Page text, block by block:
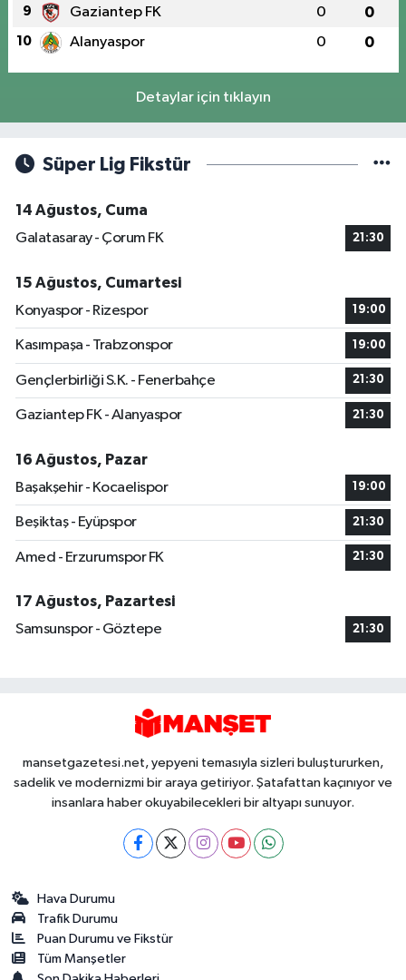
9 Gaziantep FK 0 0
10 Alanyaspor 0 0
Detaylar için tıklayın
Süper Lig Fikstür
14 Ağustos, Cuma
Galatasaray - Çorum FK
21:30
15 Ağustos, Cumartesi
Konyaspor - Rizespor
19:00
Kasımpaşa - Trabzonspor 19:00
Gençlerbirliği S.K. - Fenerbahçe 21:30
Gaziantep FK - Alanyaspor 21:30
16 Ağustos, Pazar
Başakşehir - Kocaelispor
19:00
Beşiktaş - Eyüpspor 21:30
Amed - Erzurumspor FK 21:30
17 Ağustos, Pazartesi
Samsunspor - Göztepe
21:30
mansetgazetesi.net, yepyeni temasıyla sizleri buluştururken,
sadelik ve modernizmi bir araya getiriyor. Şatafattan kaçınıyor ve
insanlara haber okuyabilecekleri bir altyapı sunuyor.
Hava Durumu
Trafik Durumu
Puan Durumu ve Fikstür
Tüm Manşetler